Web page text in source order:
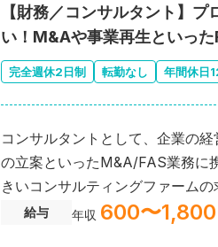
【財務／コンサルタント】
い！M&Aや事業再生といっ
完全週休2日制 転勤なし 年間休日
コンサルタントとして、企業の
の立案といったM&A/FAS業務に
きいコンサルティングファームの
給与 年収 600〜1,800